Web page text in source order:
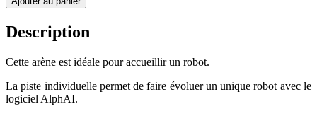
Description
Cette arène est idéale pour accueillir un robot.
La piste individuelle permet de faire évoluer un unique robot avec le
logiciel AlphAI.